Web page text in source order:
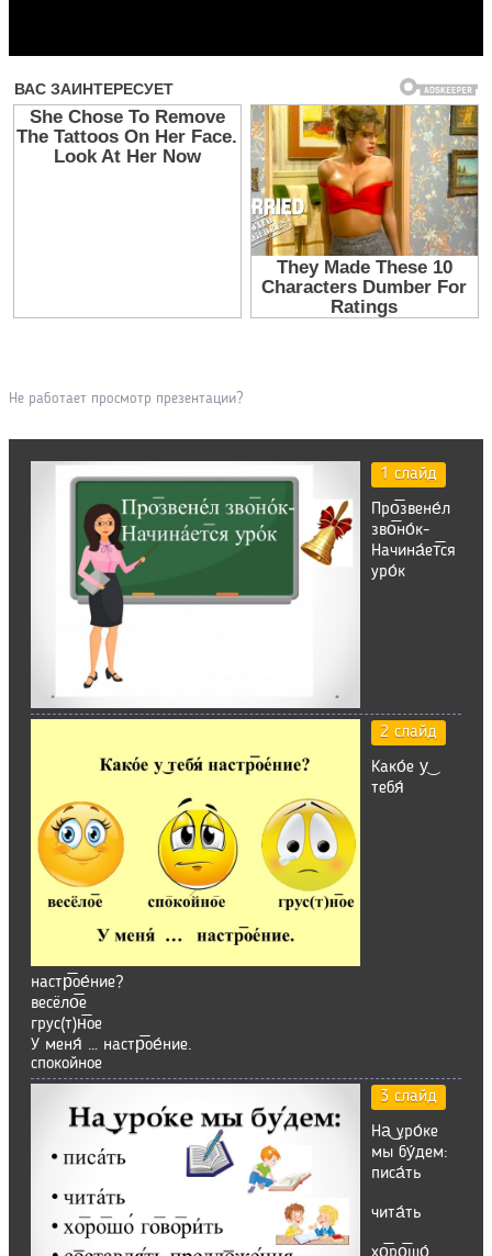
Не работает просмотр презентации?
1 слайд
Про̅звене́л
зво̅но́к-
Начина́ет̅ся
уро́к
2 слайд
Како́е у͜
тебя́
настр̅ое́ние?
весёло̅е
грус(т)н̅ое
У меня́ … настр̅ое́ние.
спокойное
3 слайд
На͜ уро́ке
мы бу́дем:
писа́ть
чита́ть